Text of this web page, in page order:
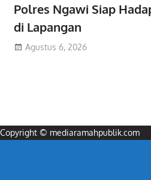
Polres Ngawi Siap
di Lapangan
Agustus 6, 2026
Copyright © mediaramahpublik.com